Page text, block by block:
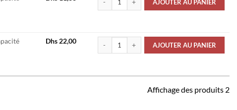
AJOUTER AU PANIER
Dhs 22,00 quantité de Condensateur Électrolytique 20%
AJOUTER AU PANIER
Affichage des produits 2